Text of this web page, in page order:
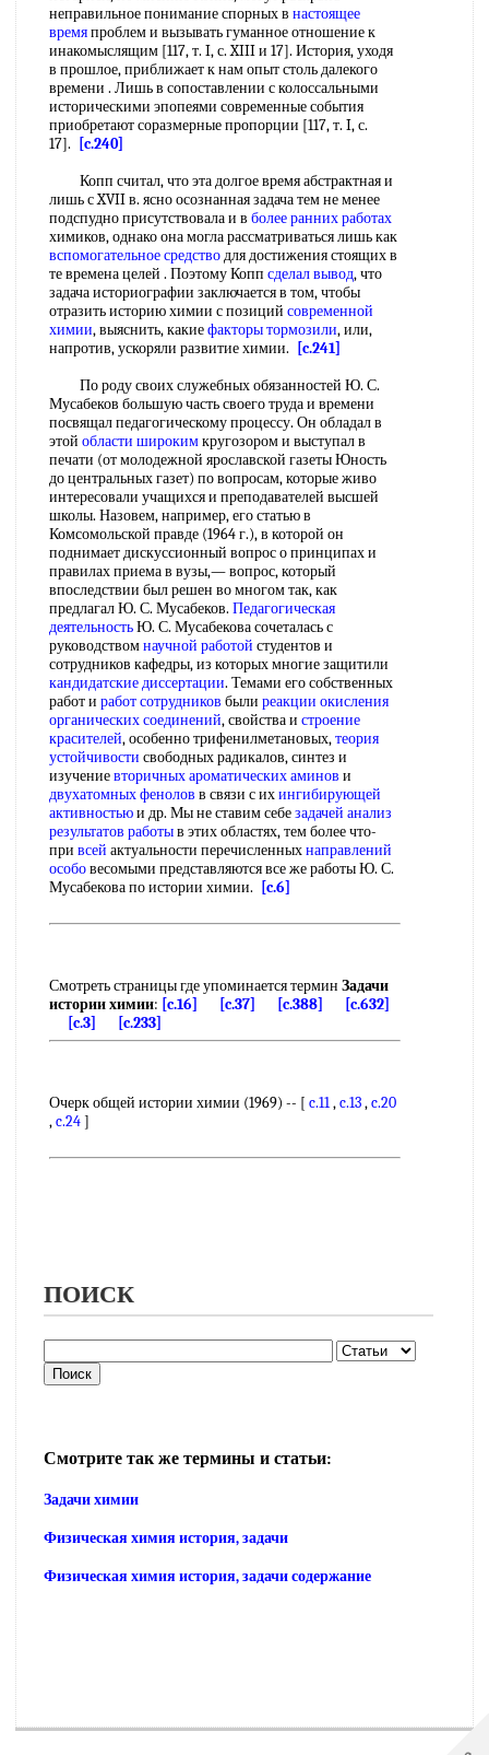
неправильное понимание спорных в настоящее
времяпроблем и вызывать гуманное отношение к
инакомыслящим [117, т. I, с. XIII и 17]. История, уходя
в прошлое, приближает к нам опыт столь далекого
времени . Лишь в сопоставлении с колоссальными
историческими эпопеями современные события
приобретают соразмерные пропорции [117, т. I, с.
17].
[c.240]
Копп считал, что эта долгое время абстрактная и
лишь с XVII в. ясно осознанная задача тем не менее
подспудно присутствовала и в более ранних работах
химиков, однако она могла рассматриваться лишь как
вспомогательное средстводля достижения стоящих в
те времена целей . Поэтому Копп сделал вывод, что
задача историографии заключается в том, чтобы
отразить историю химии с позиций современной
химии, выяснить, какиефакторы тормозили, или,
напротив, ускоряли развитие химии.
[c.241]
По роду своих служебных обязанностей Ю. С.
Мусабеков большую часть своего труда и времени
посвящал педагогическому процессу. Он обладал в
этой области широкимкругозором и выступал в
печати (от молодежной ярославской газеты Юность
до центральных газет) по вопросам, которые живо
интересовали учащихся и преподавателей высшей
школы. Назовем, например, его статью в
Комсомольской правде (1964 г.), в которой он
поднимает дискуссионный вопрос о принципах и
правилах приема в вузы,— вопрос, который
впоследствии был решен во многом так, как
предлагал Ю. С. Мусабеков. Педагогическая
деятельностьЮ. С. Мусабекова сочеталась с
руководствомнаучной работой студентов и
сотрудников кафедры, из которых многие защитили
кандидатские диссертации. Темами его собственных
работ и работ сотрудников были реакции окисления
органических соединений, свойства и строение
красителей, особенно трифенилметановых,теория
устойчивости свободных радикалов, синтез и
изучениевторичных ароматических аминов и
двухатомных фенолов в связи с ихингибирующей
активностьюи др. Мы не ставим себезадачей анализ
результатов работыв этих областях, тем более что-
при всей актуальности перечисленныхнаправлений
особовесомыми представляются все же работы Ю. С.
Мусабекова по истории химии.
[c.6]
Смотреть страницы где упоминается термин Задачи
истории химии: [c.16] [c.37] [c.388]
[c.632]
[c.3]
[c.233]
Очерк общей истории химии (1969) -- [ c.11,c.13,c.20
,c.24]
ПОИСК
Смотрите так же термины и статьи:
Задачи химии
Физическая химия история, задачи
Физическая химия история, задачи содержание